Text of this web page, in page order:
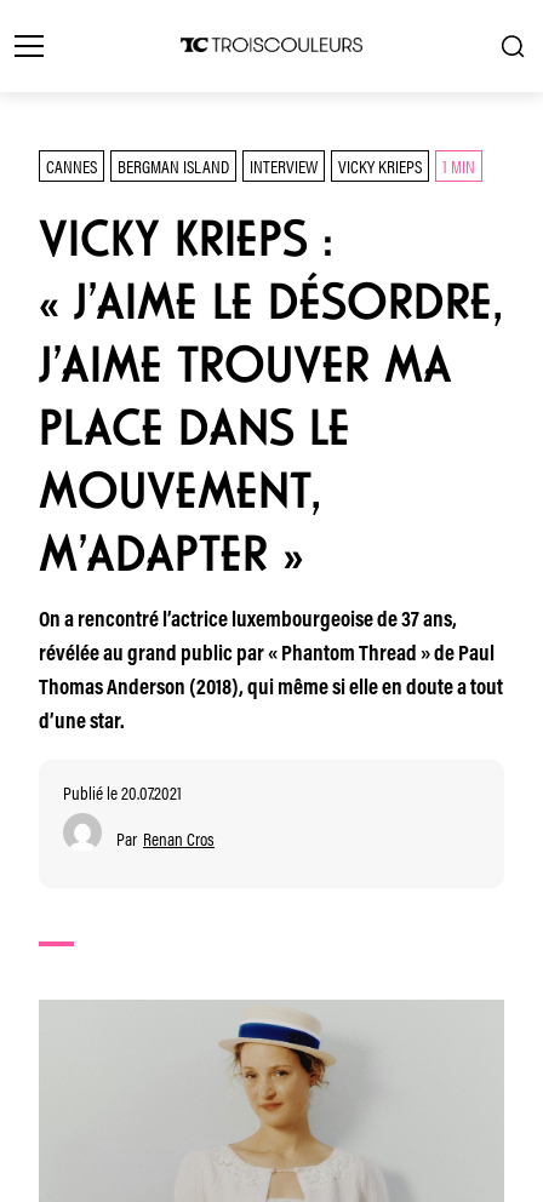
CANNES BERGMAN ISLAND INTERVIEW VICKY KRIEPS 1 MIN
VICKY KRIEPS :
« J’AIME LE DÉSORDRE,
J’AIME TROUVER MA
PLACE DANS LE
MOUVEMENT,
M’ADAPTER »
On a rencontré l’actrice luxembourgeoise de 37 ans,
révélée au grand public par « Phantom Thread » de Paul
Thomas Anderson (2018), qui même si elle en doute a tout
d’une star.
Publié le 20.07.2021
Par Renan Cros